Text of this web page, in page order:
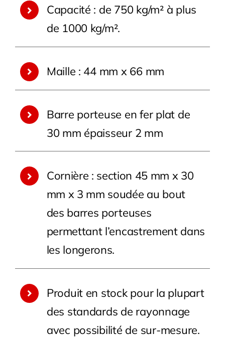
Capacité : de 750 kg/m² à plus
de 1000 kg/m².
Maille : 44 mm x 66 mm
Barre porteuse en fer plat de
30 mm épaisseur 2 mm
Cornière : section 45 mm x 30
mm x 3 mm soudée au bout
des barres porteuses
permettant l’encastrement dans
les longerons.
Produit en stock pour la plupart
des standards de rayonnage
avec possibilité de sur-mesure.